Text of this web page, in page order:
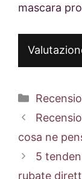
mascara
cosa ne
5
rubate